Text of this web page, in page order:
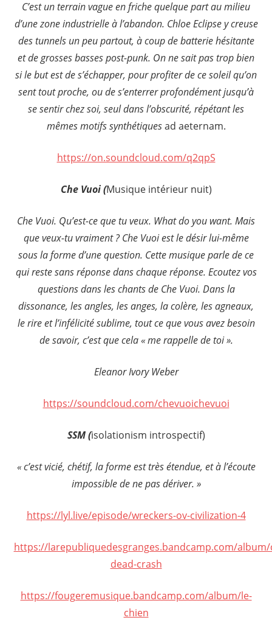
C’est un terrain vague en friche quelque part au milieu
d’une zone industrielle à l’abandon. Chloe Eclipse y creuse
des tunnels un peu partout, à coup de batterie hésitante
et de grosses basses post-punk. On ne sait pas trop bien
si le but est de s’échapper, pour profiter de ce soleil qu’on
sent tout proche, ou de s’enterrer profondément jusqu’à
se sentir chez soi, seul dans l’obscurité, répétant les
mêmes motifs synthétiquesad aeternam.
https://on.soundcloud.com/q2qpS
Che Vuoi (Musique intérieur nuit)
Che Vuoi. Qu’est-ce que tu veux. What do you want. Mais
que veux-tu vraiment ? Che Vuoi est le désir lui-même
sous la forme d’une question. Cette musique parle de ce
qui reste sans réponse dans chaque réponse. Ecoutez vos
questions dans les chants de Che Vuoi. Dans la
dissonance, les angles, les anges, la colère, les agneaux,
le rire et l’infélicité sublime, tout ce que vous avez besoin
de savoir, c’est que cela « me rappelle de toi ».
Eleanor Ivory Weber
https://soundcloud.com/chevuoichevuoi
SSM (isolationism introspectif)
« c’est vicié, chétif, la forme est très étendue, et à l’écoute
impossible de ne pas dériver. »
https://lyl.live/episode/wreckers-ov-civilization-4
https://larepubliquedesgranges.bandcamp.com/album/
dead-crash
https://fougeremusique.bandcamp.com/album/le-
chien